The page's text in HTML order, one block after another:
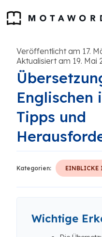
Veröffentlicht am 17.
Aktualisiert am 19. Mai
Englischen
Tipps und
Kategorien: EINBLICKE
Wichtige